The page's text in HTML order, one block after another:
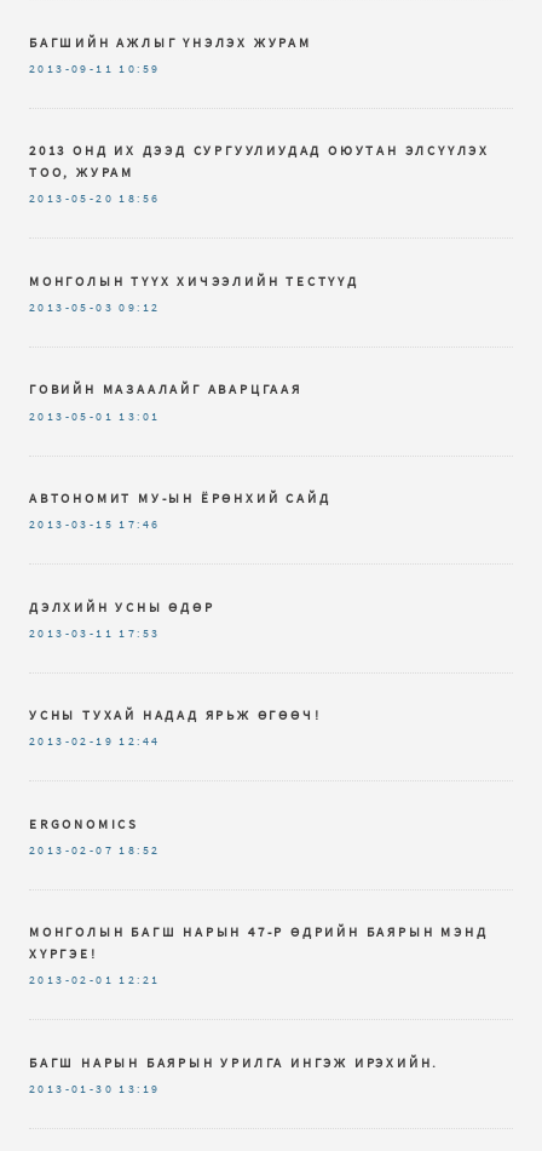
БАГШИЙН АЖЛЫГ ҮНЭЛЭХ ЖУРАМ
2013-09-11 10:59
2013 ОНД ИХ ДЭЭД СУРГУУЛИУДАД ОЮУТАН ЭЛСҮҮЛЭХ
ТОО, ЖУРАМ
2013-05-20 18:56
МОНГОЛЫН ТҮҮХ ХИЧЭЭЛИЙН ТЕСТҮҮД
2013-05-03 09:12
ГОВИЙН МАЗААЛАЙГ АВАРЦГААЯ
2013-05-01 13:01
АВТОНОМИТ МУ-ЫН ЁРӨНХИЙ САЙД
2013-03-15 17:46
ДЭЛХИЙН УСНЫ ӨДӨР
2013-03-11 17:53
УСНЫ ТУХАЙ НАДАД ЯРЬЖ ӨГӨӨЧ!
2013-02-19 12:44
ERGONOMICS
2013-02-07 18:52
МОНГОЛЫН БАГШ НАРЫН 47-Р ӨДРИЙН БАЯРЫН МЭНД
ХҮРГЭЕ!
2013-02-01 12:21
БАГШ НАРЫН БАЯРЫН УРИЛГА ИНГЭЖ ИРЭХИЙН.
2013-01-30 13:19